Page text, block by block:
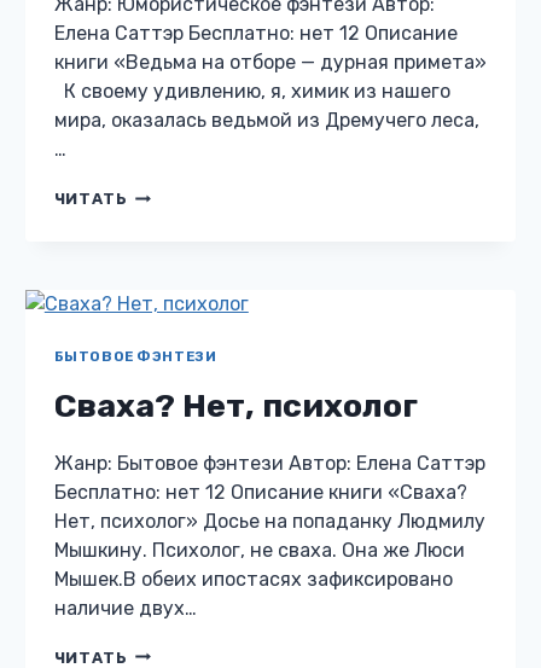
Жанр: Юмористическое фэнтези Автор:
Елена Саттэр Бесплатно: нет 12 Описание
книги «Ведьма на отборе — дурная примета»
К своему удивлению, я, химик из нашего
мира, оказалась ведьмой из Дремучего леса,
…
ЧИТАТЬ ВЕДЬМА
ПРИМЕТА
БЫТОВОЕ ФЭНТЕЗИ
Сваха? Нет, психолог
Жанр: Бытовое фэнтези Автор: Елена Саттэр
Бесплатно: нет 12 Описание книги «Сваха?
Нет, психолог» Досье на попаданку Людмилу
Мышкину. Психолог, не сваха. Она же Люси
Мышек.В обеих ипостасях зафиксировано
наличие двух…
ЧИТАТЬ СВАХА?